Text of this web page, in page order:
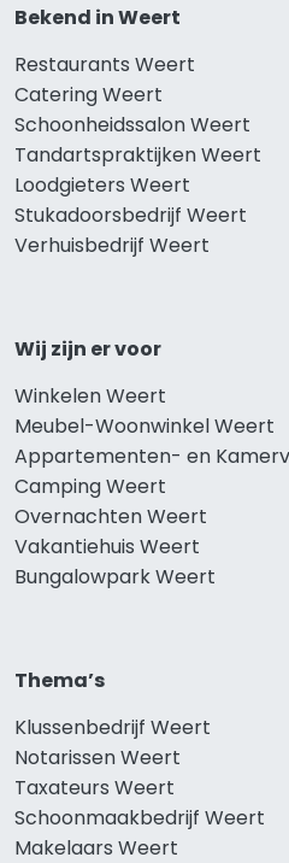
Bekend in Weert
Restaurants Weert
Catering Weert
Schoonheidssalon Weert
Tandartspraktijken Weert
Loodgieters Weert
Stukadoorsbedrijf Weert
Verhuisbedrijf Weert
Wij zijn er voor
Winkelen Weert
Meubel-Woonwinkel Weert
Appartementen- en
Camping Weert
Overnachten Weert
Vakantiehuis Weert
Bungalowpark Weert
Thema’s
Klussenbedrijf Weert
Notarissen Weert
Taxateurs Weert
Schoonmaakbedrijf Weert
Makelaars Weert